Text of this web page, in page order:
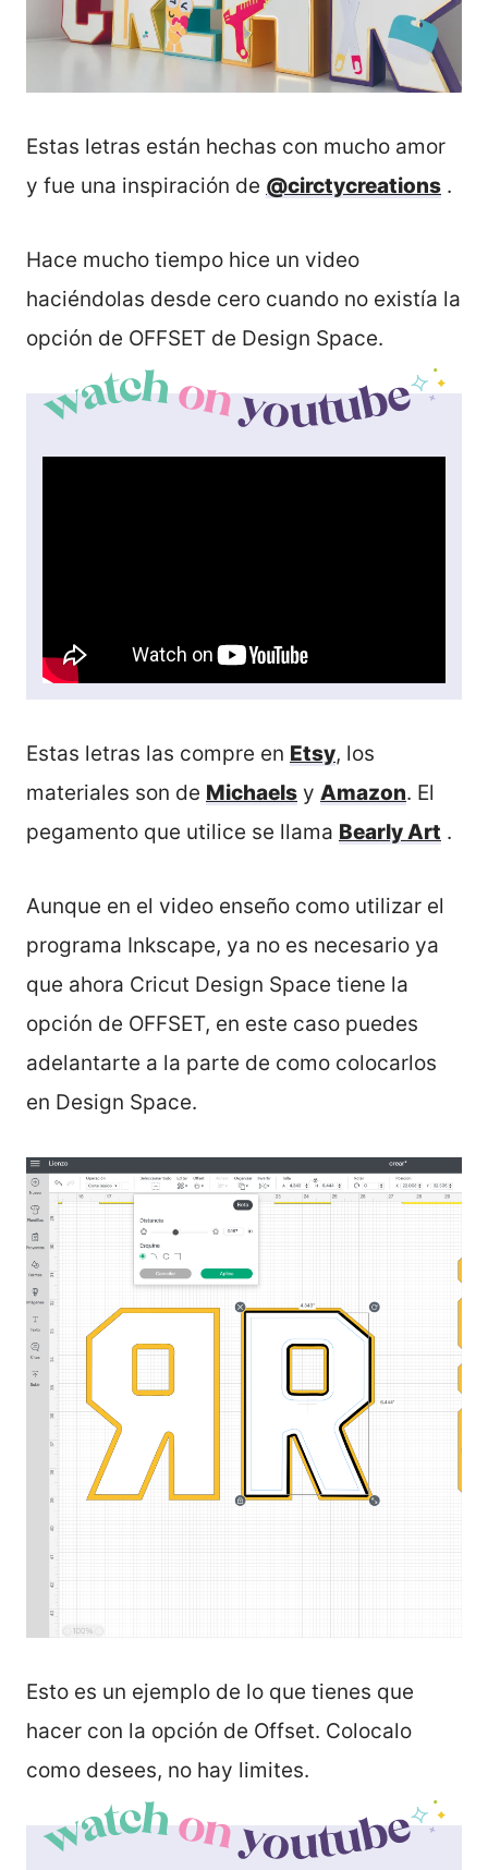
Estas letras están hechas con mucho amor
y fue una inspiración de @circtycreations .
Hace mucho tiempo hice un video
haciéndolas desde cero cuando no existía la
opción de OFFSET de Design Space.
Estas letras las compre en Etsy, los
materiales son de Michaels y Amazon. El
pegamento que utilice se llama Bearly Art .
Aunque en el video enseño como utilizar el
programa Inkscape, ya no es necesario ya
que ahora Cricut Design Space tiene la
opción de OFFSET, en este caso puedes
adelantarte a la parte de como colocarlos
en Design Space.
Esto es un ejemplo de lo que tienes que
hacer con la opción de Offset. Colocalo
como desees, no hay limites.